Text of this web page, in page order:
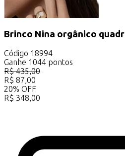
Brinco Nina orgânico
Código 18994
Ganhe 1044 pontos
R$435,00
R$ 87,00
20% OFF
R$ 348,00